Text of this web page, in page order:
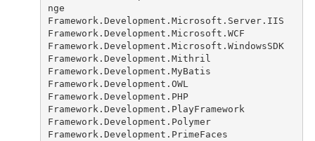
nge
Framework.Development.Microsoft.Server.IIS
Framework.Development.Microsoft.WCF
Framework.Development.Microsoft.WindowsSDK
Framework.Development.Mithril
Framework.Development.MyBatis
Framework.Development.OWL
Framework.Development.PHP
Framework.Development.PlayFramework
Framework.Development.Polymer
Framework.Development.PrimeFaces